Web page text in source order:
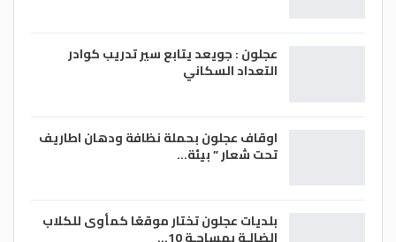
عجلون : جويعد يتابع سير تدريب كوادر
التعداد السكاني
اوقاف عجلون بحملة نظافة ودهان اطاريف
تحت شعار ” بيئة…
بلديات عجلون تختار موقعًا كمأوى للكلاب